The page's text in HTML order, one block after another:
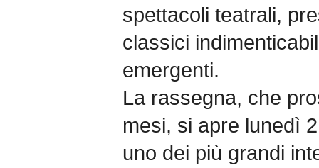
spettacoli teatrali,
classici
emergenti.
La rassegna, che
mesi, si apre lunedì
uno dei più grandi